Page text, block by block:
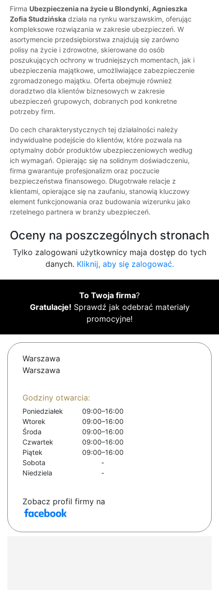
Firma Ubezpieczenia na życie u Blondynki, Agnieszka
Zofia Studzińska działa na rynku warszawskim, oferując
kompleksowe rozwiązania w zakresie ubezpieczeń. W
asortymencie przedsiębiorstwa znajdują się zarówno
polisy na życie i zdrowotne, skierowane do osób
poszukujących ochrony w trudniejszych momentach, jak i
ubezpieczenia majątkowe, umożliwiające zabezpieczenie
zgromadzonego majątku. Oferta obejmuje również
doradztwo dla klientów biznesowych w zakresie
ubezpieczeń grupowych, dobranych pod konkretne
potrzeby firm.
Do cech charakterystycznych tej działalności należy
indywidualne podejście do klientów, które pozwala na
optymalny dobór produktów ubezpieczeniowych według
ich wymagań. Opierając się na solidnym doświadczeniu,
firma gwarantuje profesjonalizm oraz poczucie
bezpieczeństwa finansowego. Długotrwałe relacje z
klientami, opierające się na zaufaniu, stanowią kluczowy
element funkcjonowania oraz budowania wizerunku jako
rzetelnego partnera w branży ubezpieczeń.
Oceny na poszczególnych stronach
Tylko zalogowani użytkownicy maja dostęp do tych
danych. Kliknij, aby się zalogować.
To Twoja firma?
Gratulacje! Sprawdź jak odebrać materiały
promocyjne!
Warszawa
Warszawa
Godziny otwarcia:
Poniedziałek
09:00–16:00
Wtorek
09:00–16:00
Środa
09:00–16:00
Czwartek
09:00–16:00
Piątek
09:00–16:00
Sobota
-
Niedziela
-
Zobacz profil firmy na